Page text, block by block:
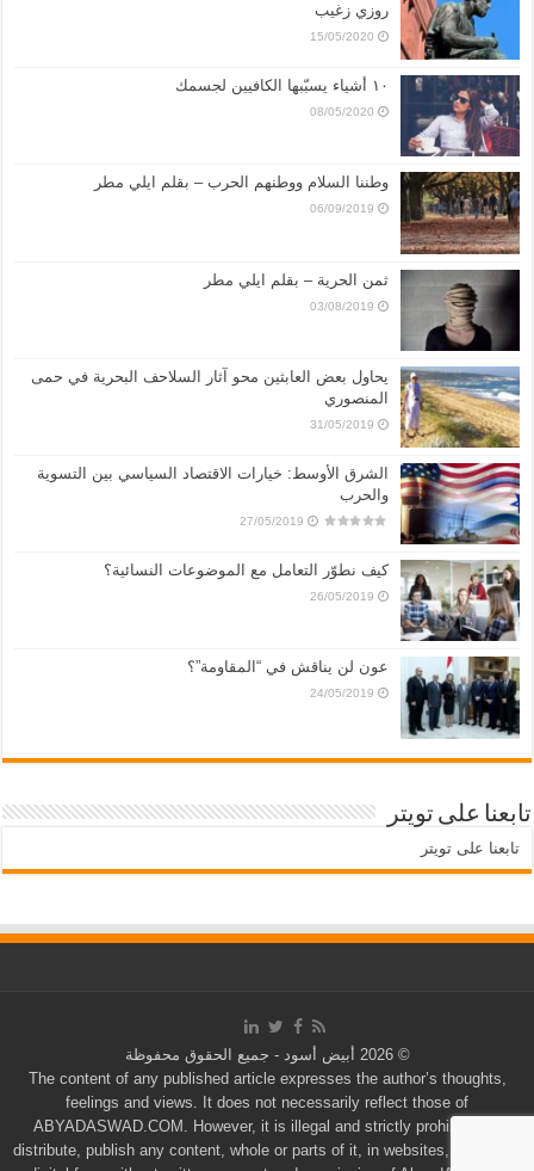
روزي زغيب
15/05/2020
١٠ أشياء يسبّبها الكافيين لجسمك
08/05/2020
وطننا السلام ووطنهم الحرب – بقلم ايلي مطر
06/09/2019
ثمن الحرية – بقلم ايلي مطر
03/08/2019
يحاول بعض العابثين محو آثار السلاحف البحرية في حمى
المنصوري
31/05/2019
الشرق الأوسط: خيارات الاقتصاد السياسي بين التسوية
والحرب
27/05/2019
كيف نطوّر التعامل مع الموضوعات النسائية؟
26/05/2019
عون لن يناقش في “المقاومة”؟
24/05/2019
تابعنا على تويتر
تابعنا على تويتر
© 2026 أبيض أسود - جميع الحقوق محفوظة
The content of any published article expresses the author’s thoughts,
feelings and views. It does not necessarily reflect those of
ABYADASWAD.COM. However, it is illegal and strictly prohibited to
distribute, publish any content, whole or parts of it, in websites, hard copy